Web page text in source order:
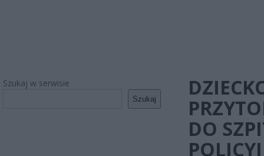
Szukaj w serwisie
Szukaj
DO